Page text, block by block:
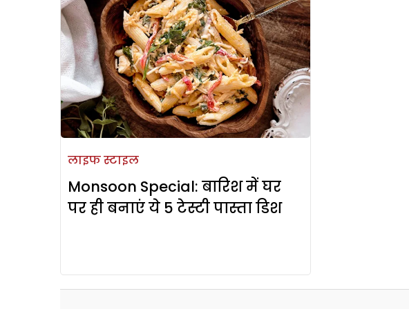
लाइफ स्टाइल
Monsoon Special: बारिश में घर
पर ही बनाएं ये 5 टेस्टी पास्ता डिश